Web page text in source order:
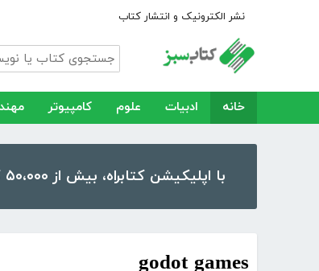
نشر الکترونیک و انتشار کتاب
خانه ادبیات علوم کامپیوتر
با اپلیکیشن کتابراه، بیش از ۵۰،۰۰۰ کتاب، کتاب صوتی و رمان را در موبایل و تبلت خود داشته باشید!
godot games